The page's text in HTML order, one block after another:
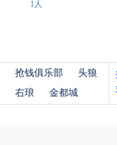
1人
抢钱俱乐部
头狼
右琅 金都城